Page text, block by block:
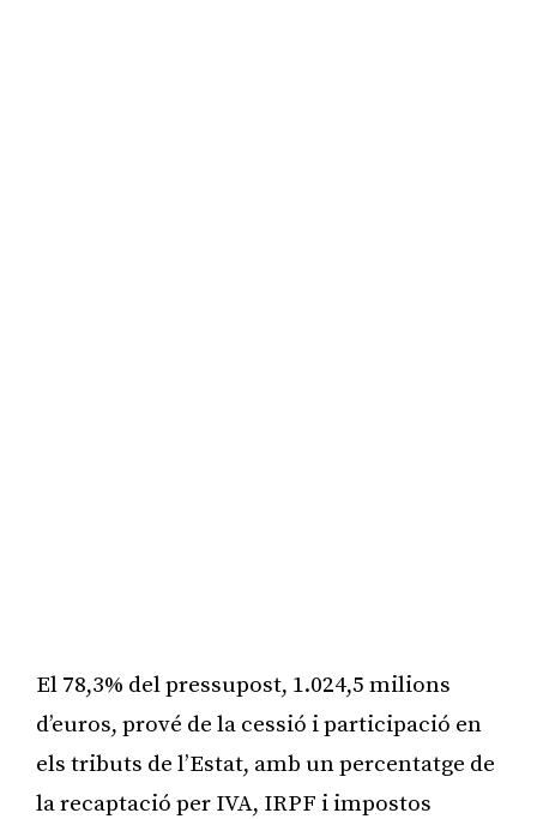
El 78,3% del pressupost, 1.024,5 milions
d’euros, prové de la cessió i participació en
els tributs de l’Estat, amb un percentatge de
la recaptació per IVA, IRPF i impostos